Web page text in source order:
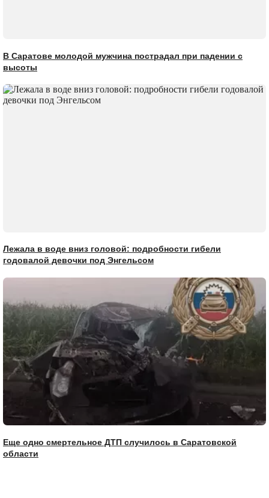
В Саратове молодой мужчина пострадал при падении с
высоты
Лежала в воде вниз головой: подробности гибели
годовалой девочки под Энгельсом
Еще одно смертельное ДТП случилось в Саратовской
области